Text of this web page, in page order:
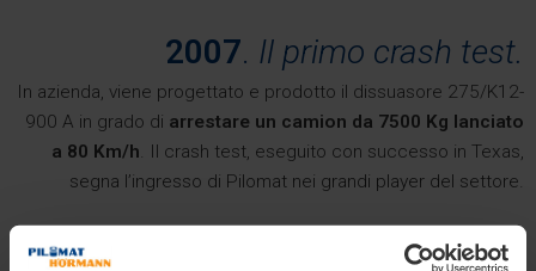
2007. Il primo crash test.
In azienda, viene progettato e prodotto il dissuasore 275/K12-
900 A in grado di arrestare un camion da 7500 Kg lanciato
a 80 Km/h. Il crash test, eseguito con successo in Texas,
segna l’ingresso di Pilomat nei grandi player del settore.